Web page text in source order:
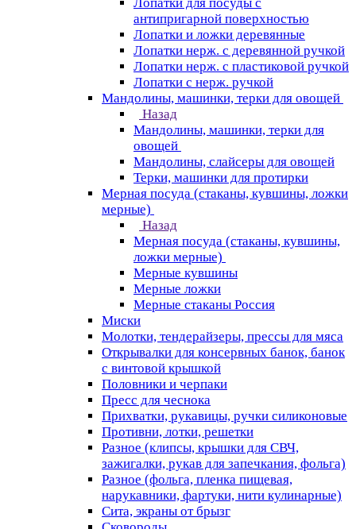
антипригарной поверхностью
Лопатки и ложки деревянные
Лопатки нерж. с деревянной ручкой
Лопатки нерж. с пластиковой ручкой
Лопатки с нерж. ручкой
Мандолины, машинки, терки для овощей
Назад
Мандолины, машинки, терки для
овощей
Мандолины, слайсеры для овощей
Терки, машинки для протирки
Мерная посуда (стаканы, кувшины, ложки
мерные)
Назад
Мерная посуда (стаканы, кувшины,
ложки мерные)
Мерные кувшины
Мерные ложки
Мерные стаканы Россия
Миски
Молотки, тендерайзеры, прессы для мяса
Открывалки для консервных банок, банок
с винтовой крышкой
Половники и черпаки
Пресс для чеснока
Прихватки, рукавицы, ручки силиконовые
Противни, лотки, решетки
Разное (клипсы, крышки для СВЧ,
зажигалки, рукав для запечкания, фольга)
Разное (фольга, пленка пищевая,
нарукавники, фартуки, нити кулинарные)
Сита, экраны от брызг